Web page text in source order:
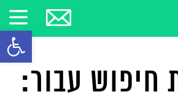
פתח
חיפוש עבור: